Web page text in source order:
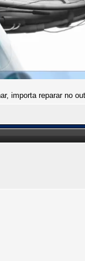
importa reparar no